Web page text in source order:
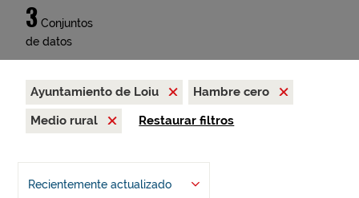
3 Conjuntos
de datos
Ayuntamiento de Loiu
Hambre cero
Medio rural
Restaurar filtros
Recientemente actualizado